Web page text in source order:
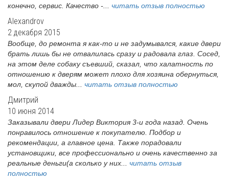
конечно, сервис. Качество -... читать отзыв полностью
Alexandrov
2 декабря 2015
Вообще, до ремонта я как-то и не задумывался, какие двери
брать лишь бы не отвалилась сразу и радовала глаз. Сосед,
на этом деле собаку съевший, сказал, что халатность по
отношению к дверям может плохо для хозяина обернуться,
мол, скупой дважды... читать отзыв полностью
Дмитрий
10 июня 2014
Заказывали двери Лидер Виктория 3-и года назад. Очень
понравилось отношение к покупателю. Подбор и
рекомендации, а главное цена. Также порадовали
установщики, все профессионально и очень качественно за
реальные деньги(а сколько у них... читать отзыв
полностью